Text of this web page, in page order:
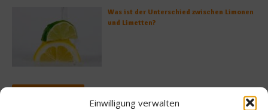
Einwilligung verwalten
Was ist der Unterschied zwischen Limonen
und Limetten?